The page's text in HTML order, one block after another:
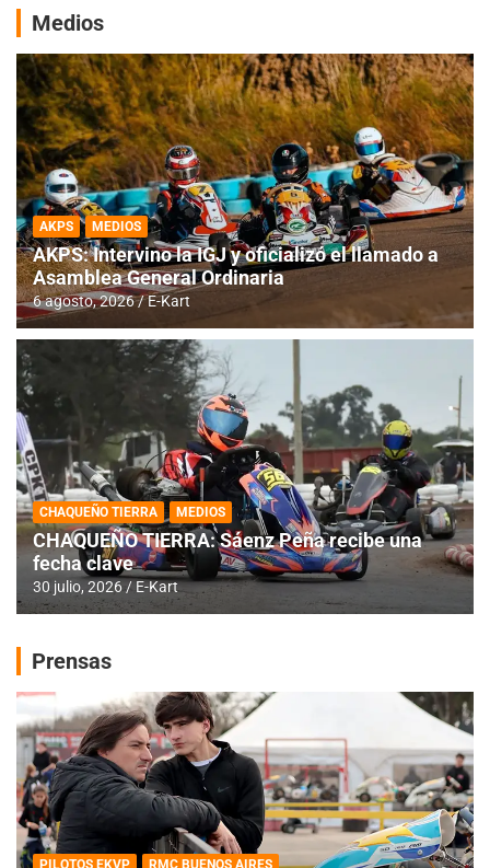
Medios
AKPS MEDIOS
AKPS: Intervino la IGJ y oficializó el llamado a
Asamblea General Ordinaria
6 agosto, 2026 E-Kart
CHAQUEÑO TIERRA MEDIOS
CHAQUEÑO TIERRA: Sáenz Peña recibe una
fecha clave
30 julio, 2026 E-Kart
Prensas
PILOTOS EKVP RMC BUENOS AIRES